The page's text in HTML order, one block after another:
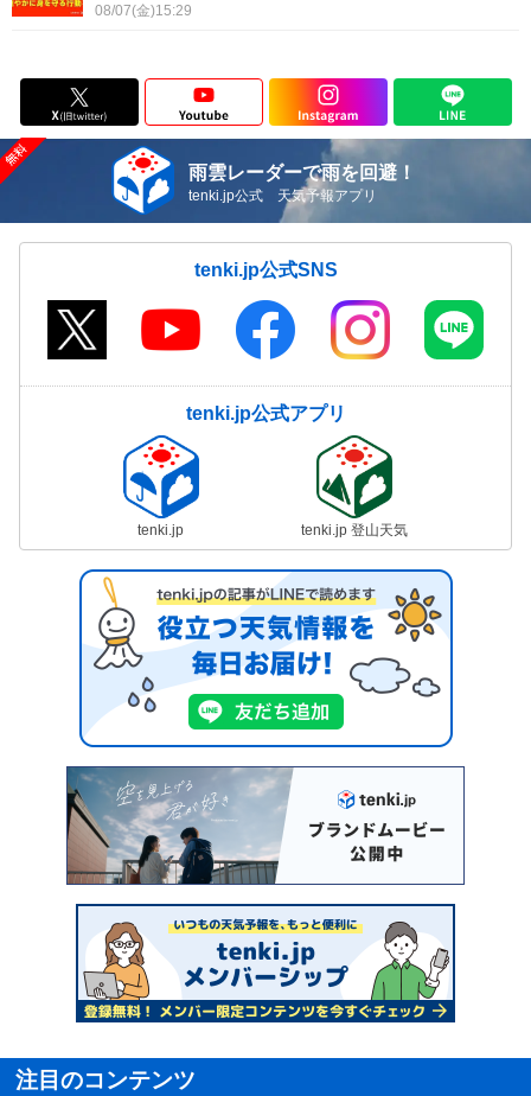
08/07(金)15:29
雨雲レーダーで雨を回避！
tenki.jp公式 天気予報アプリ
tenki.jp公式SNS
tenki.jp公式アプリ
tenki.jp tenki.jp 登山天気
注目のコンテンツ